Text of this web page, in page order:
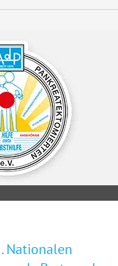
Nationalen